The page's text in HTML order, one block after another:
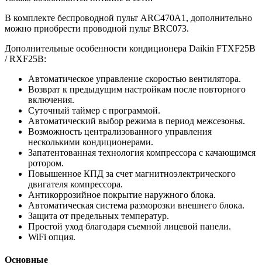
В комплекте беспроводной пульт ARC470A1, дополнительно
можно приобрести проводной пульт BRC073.
Дополнительные особенности кондиционера Daikin FTXF25B
/ RXF25B:
Автоматическое управление скоростью вентилятора.
Возврат к предыдущим настройкам после повторного
включения.
Суточный таймер с программой.
Автоматический выбор режима в период межсезонья.
Возможность централизованного управления
несколькими кондиционерами.
Запатентованная технология компрессора с качающимся
ротором.
Повышенное КПД за счет магнитноэлектрического
двигателя компрессора.
Антикоррозийное покрытие наружного блока.
Автоматическая система разморозки внешнего блока.
Защита от предельных температур.
Простой уход благодаря съемной лицевой панели.
WiFi опция.
Основные